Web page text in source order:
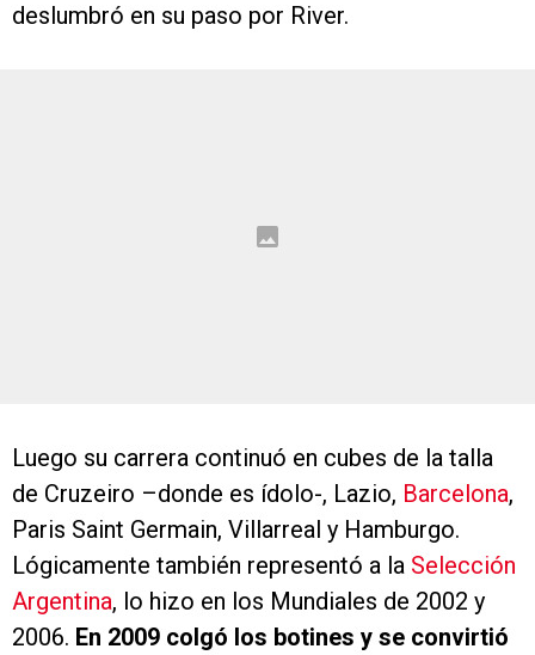
deslumbró en su paso por River.
Luego su carrera continuó en cubes de la talla
de Cruzeiro –donde es ídolo-, Lazio, Barcelona,
Paris Saint Germain, Villarreal y Hamburgo.
Lógicamente también representó a la Selección
Argentina, lo hizo en los Mundiales de 2002 y
2006. En 2009 colgó los botines y se convirtió